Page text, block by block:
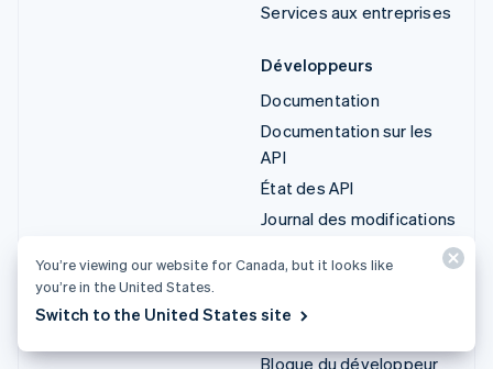
Services aux entreprises
Développeurs
Documentation
Documentation sur les
API
État des API
Journal des modifications
Bibliothèques et
Blogue du développeur
You’re viewing our website for Canada, but it looks like
you’re in the United States.
Switch to the United States site